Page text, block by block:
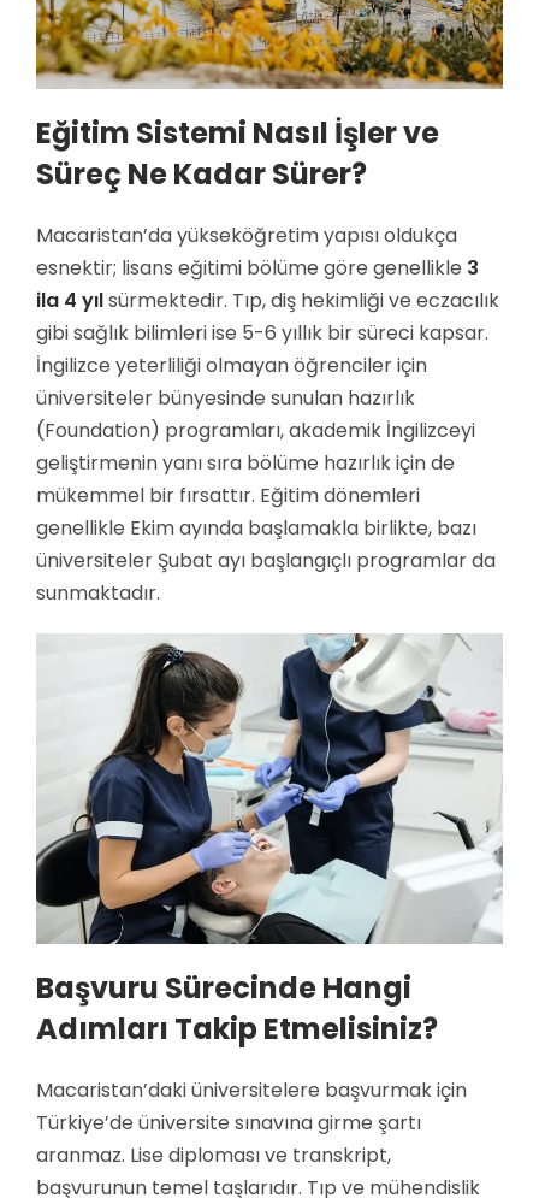
Eğitim Sistemi Nasıl İşler ve
Süreç Ne Kadar Sürer?
Macaristan’da yükseköğretim yapısı oldukça
esnektir; lisans eğitimi bölüme göre genellikle 3
ila 4 yılsürmektedir. Tıp, diş hekimliği ve eczacılık
gibi sağlık bilimleri ise 5-6 yıllık bir süreci kapsar.
İngilizce yeterliliği olmayan öğrenciler için
üniversiteler bünyesinde sunulan hazırlık
(Foundation) programları, akademik İngilizceyi
geliştirmenin yanı sıra bölüme hazırlık için de
mükemmel bir fırsattır. Eğitim dönemleri
genellikle Ekim ayında başlamakla birlikte, bazı
üniversiteler Şubat ayı başlangıçlı programlar da
sunmaktadır.
Başvuru Sürecinde Hangi
Adımları Takip Etmelisiniz?
Macaristan’daki üniversitelere başvurmak için
Türkiye’de üniversite sınavına girme şartı
aranmaz. Lise diploması ve transkript,
başvurunun temel taşlarıdır. Tıp ve mühendislik